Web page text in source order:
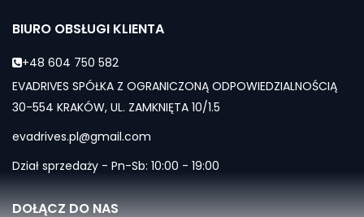
BIURO OBSŁUGI KLIENTA
+48 604 750 582
EVADRIVES SPÓŁKA Z OGRANICZONĄ ODPOWIEDZIALNOŚCIĄ
30-554 KRAKÓW, UL. ZAMKNIĘTA 10/1.5
evadrives.pl@gmail.com
Dział sprzedaży - Pn-Sb: 10:00 - 19:00
DOŁĄCZ DO NAS